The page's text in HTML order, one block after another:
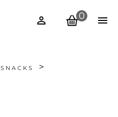
0
SNACKS